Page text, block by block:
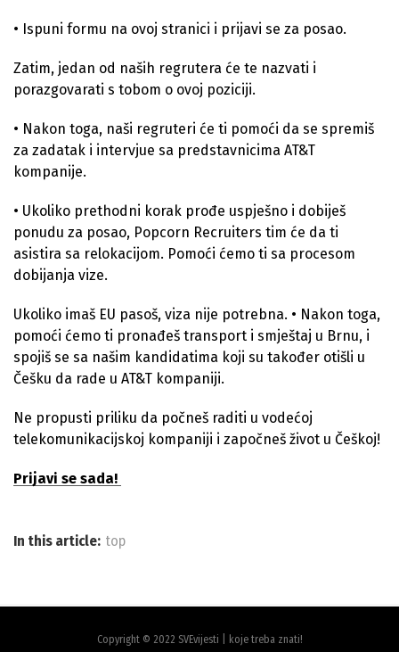
• Ispuni formu na ovoj stranici i prijavi se za posao.
Zatim, jedan od naših regrutera će te nazvati i
porazgovarati s tobom o ovoj poziciji.
• Nakon toga, naši regruteri će ti pomoći da se spremiš
za zadatak i intervjue sa predstavnicima AT&T
kompanije.
• Ukoliko prethodni korak prođe uspješno i dobiješ
ponudu za posao, Popcorn Recruiters tim će da ti
asistira sa relokacijom. Pomoći ćemo ti sa procesom
dobijanja vize.
Ukoliko imaš EU pasoš, viza nije potrebna. • Nakon toga,
pomoći ćemo ti pronađeš transport i smještaj u Brnu, i
spojiš se sa našim kandidatima koji su također otišli u
Češku da rade u AT&T kompaniji.
Ne propusti priliku da počneš raditi u vodećoj
telekomunikacijskoj kompaniji i započneš život u Češkoj!
Prijavi se sada!
In this article: top
Copyright © 2022 SVEvijesti | koje treba znati!